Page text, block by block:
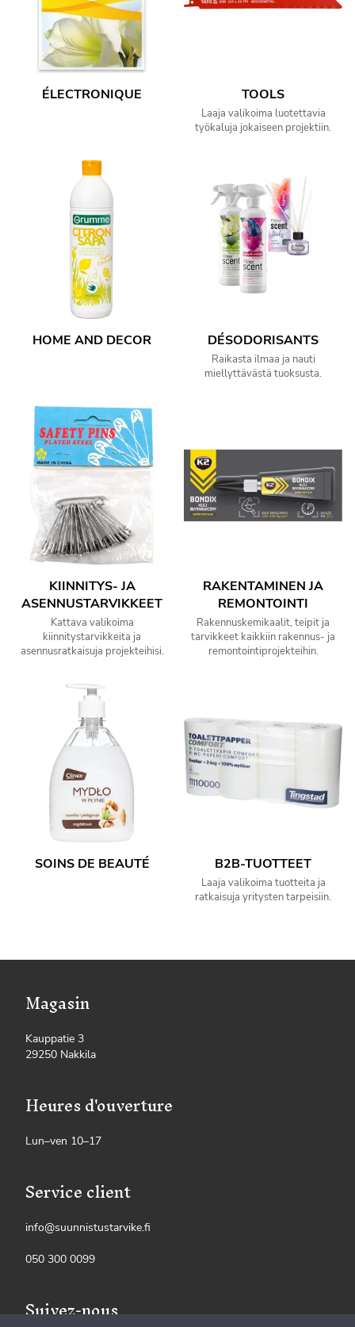
ÉLECTRONIQUE TOOLS
Laaja valikoima luotettavia
työkaluja jokaiseen projektiin.
HOME AND DECOR DÉSODORISANTS
Raikasta ilmaa ja nauti
miellyttävästä tuoksusta.
KIINNITYS- JA
ASENNUSTARVIKKEET
Kattava valikoima
kiinnitystarvikkeita ja
asennusratkaisuja projekteihisi.
RAKENTAMINEN JA
REMONTOINTI
Rakennuskemikaalit, teipit ja
tarvikkeet kaikkiin rakennus- ja
remontointiprojekteihin.
SOINS DE BEAUTÉ B2B-TUOTTEET
Laaja valikoima tuotteita ja
ratkaisuja yritysten tarpeisiin.
Magasin
Kauppatie 3
29250 Nakkila
Heures d'ouverture
Lun–ven 10–17
Service client
info@suunnistustarvike.fi
050 300 0099
Suivez-nous